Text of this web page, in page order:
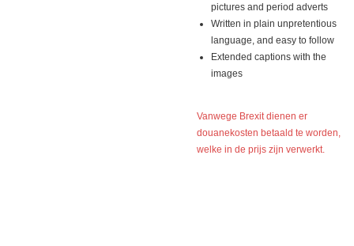
pictures and period adverts
Written in plain unpretentious
language, and easy to follow
Extended captions with the
images
Vanwege Brexit dienen er
douanekosten betaald te worden,
welke in de prijs zijn verwerkt.